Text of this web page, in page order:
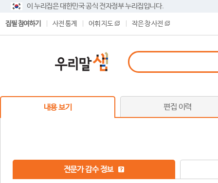
이 누리집은 대한민국 공식 전자정부 누리집입니다.
집필 참여하기 사전 통계 어휘 지도 작은 창 사전
내용 보기 편집 이력
전문가 감수 정보